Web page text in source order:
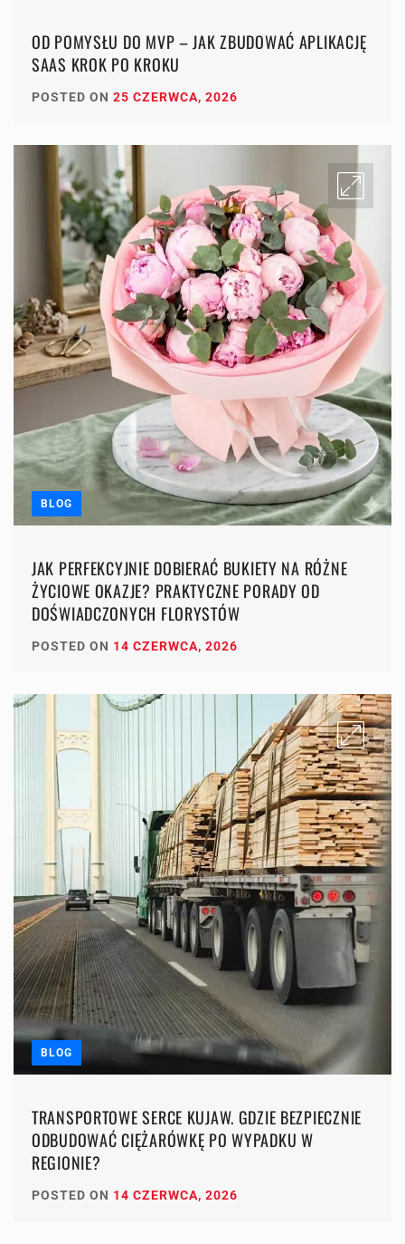
OD POMYSŁU DO MVP – JAK ZBUDOWAĆ APLIKACJĘ
SAAS KROK PO KROKU
POSTED ON 25 CZERWCA, 2026
BLOG
JAK PERFEKCYJNIE DOBIERAĆ BUKIETY NA RÓŻNE
ŻYCIOWE OKAZJE? PRAKTYCZNE PORADY OD
DOŚWIADCZONYCH FLORYSTÓW
POSTED ON 14 CZERWCA, 2026
BLOG
TRANSPORTOWE SERCE KUJAW. GDZIE BEZPIECZNIE
ODBUDOWAĆ CIĘŻARÓWKĘ PO WYPADKU W
REGIONIE?
POSTED ON 14 CZERWCA, 2026